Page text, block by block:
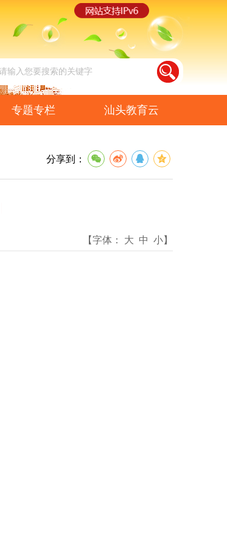
专题专栏 汕头教育云
分享到：
【字体： 大 中 小】